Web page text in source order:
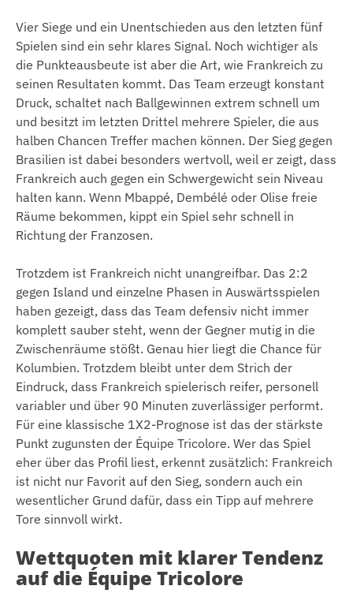
Vier Siege und ein Unentschieden aus den letzten fünf
Spielen sind ein sehr klares Signal. Noch wichtiger als
die Punkteausbeute ist aber die Art, wie Frankreich zu
seinen Resultaten kommt. Das Team erzeugt konstant
Druck, schaltet nach Ballgewinnen extrem schnell um
und besitzt im letzten Drittel mehrere Spieler, die aus
halben Chancen Treffer machen können. Der Sieg gegen
Brasilien ist dabei besonders wertvoll, weil er zeigt, dass
Frankreich auch gegen ein Schwergewicht sein Niveau
halten kann. Wenn Mbappé, Dembélé oder Olise freie
Räume bekommen, kippt ein Spiel sehr schnell in
Richtung der Franzosen.
Trotzdem ist Frankreich nicht unangreifbar. Das 2:2
gegen Island und einzelne Phasen in Auswärtsspielen
haben gezeigt, dass das Team defensiv nicht immer
komplett sauber steht, wenn der Gegner mutig in die
Zwischenräume stößt. Genau hier liegt die Chance für
Kolumbien. Trotzdem bleibt unter dem Strich der
Eindruck, dass Frankreich spielerisch reifer, personell
variabler und über 90 Minuten zuverlässiger performt.
Für eine klassische 1X2-Prognose ist das der stärkste
Punkt zugunsten der Équipe Tricolore. Wer das Spiel
eher über das Profil liest, erkennt zusätzlich: Frankreich
ist nicht nur Favorit auf den Sieg, sondern auch ein
wesentlicher Grund dafür, dass ein Tipp auf mehrere
Tore sinnvoll wirkt.
Wettquoten mit klarer Tendenz
auf die Équipe Tricolore